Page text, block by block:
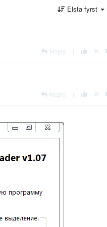
Elsta fyrst
Reply
Reply